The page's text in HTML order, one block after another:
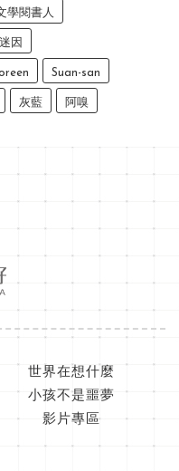
學閱書人
因
Suan-san
灰藍 阿嗅
世界在想什麼
小孩不是噩夢
影片專區